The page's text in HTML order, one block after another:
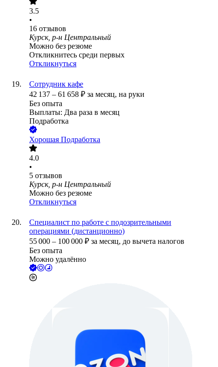
3.5
•
16 отзывов
Курск, р-н Центральный
Можно без резюме
Откликнитесь среди первых
Откликнуться
Сотрудник кафе
42 137 – 61 658 ₽ за месяц, на руки
Без опыта
Выплаты: Два раза в месяц
Подработка
Хорошая Подработка
4.0
•
5 отзывов
Курск, р-н Центральный
Можно без резюме
Откликнуться
Специалист по работе с подозрительными
операциями (дистанционно)
55 000 – 100 000 ₽ за месяц, до вычета налогов
Без опыта
Можно удалённо